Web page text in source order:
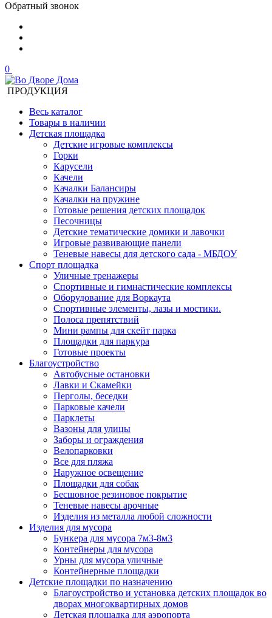
Обратный звонок
0
ПРОДУКЦИЯ
Весь каталог
Товары в наличии
Детская площадка
Детские игровые комплексы
Горки
Карусели
Качели
Качалки Балансиры
Качалки на пружине
Готовые решения детских площадок
Песочницы
Детские тематические домики и лавочки
Игровые развивающие панели
Теневые навесы для детского сада - МБДОУ
Спорт площадка
Уличные тренажеры
Спортивные и гимнастические комплексы
Оборудование для Воркаута
Спортивные элементы, лазы и мостики.
Полоса препятствий
Мини рампы для скейт парка
Площадки для паркура
Готовые проекты
Благоустройство
Автобусные остановки
Лавки и Скамейки
Перголы, беседки
Парковые качели
Парклеты
Вазоны для улицы
Заборы и ограждения
Велопарковки
Все для пляжа
Наружное освещение
Площадки для собак
Бесшовное резиновое покрытие
Теневые навесы арочные
Изделия из металла любой сложности
Изделия для мусора
Бункера для мусора 7м3-8м3
Контейнеры для мусора
Урны для мусора уличные
Контейнерные площадки
Детские площадки по назначению
Благоустройство и установка детских площадок во
дворах многоквартирных домов
Детская площадка для аэропорта